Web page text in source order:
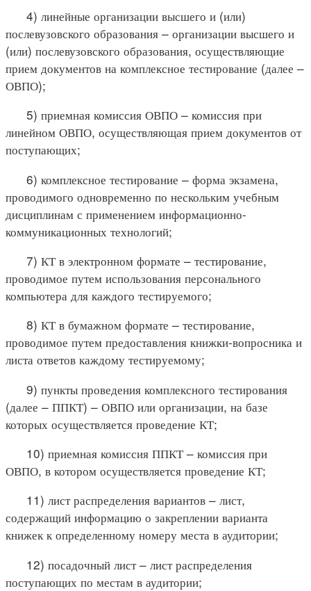
4) линейные организации высшего и (или)
послевузовского образования – организации высшего и
(или) послевузовского образования, осуществляющие
прием документов на комплексное тестирование (далее –
ОВПО);
5) приемная комиссия ОВПО – комиссия при
линейном ОВПО, осуществляющая прием документов от
поступающих;
6) комплексное тестирование – форма экзамена,
проводимого одновременно по нескольким учебным
дисциплинам с применением информационно-
коммуникационных технологий;
7) КТ в электронном формате – тестирование,
проводимое путем использования персонального
компьютера для каждого тестируемого;
8) КТ в бумажном формате – тестирование,
проводимое путем предоставления книжки-вопросника и
листа ответов каждому тестируемому;
9) пункты проведения комплексного тестирования
(далее – ППКТ) – ОВПО или организации, на базе
которых осуществляется проведение КТ;
10) приемная комиссия ППКТ – комиссия при
ОВПО, в котором осуществляется проведение КТ;
11) лист распределения вариантов – лист,
содержащий информацию о закреплении варианта
книжек к определенному номеру места в аудитории;
12) посадочный лист – лист распределения
поступающих по местам в аудитории;